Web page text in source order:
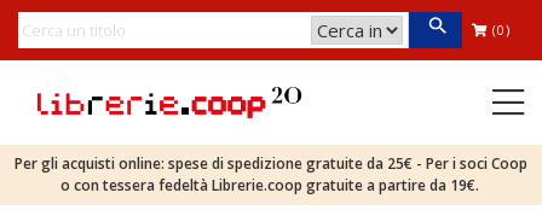
(0)
Per gli acquisti online: spese di spedizione gratuite da 25€ - Per i soci Coop
o con tessera fedeltà Librerie.coop gratuite a partire da 19€.